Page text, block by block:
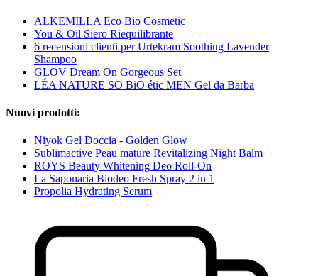
ALKEMILLA Eco Bio Cosmetic
You & Oil Siero Riequilibrante
6 recensioni clienti per Urtekram Soothing Lavender
Shampoo
GLOV Dream On Gorgeous Set
LÉA NATURE SO BiO étic MEN Gel da Barba
Nuovi prodotti:
Niyok Gel Doccia - Golden Glow
Sublimactive Peau mature Revitalizing Night Balm
ROYS Beauty Whitening Deo Roll-On
La Saponaria Biodeo Fresh Spray 2 in 1
Propolia Hydrating Serum